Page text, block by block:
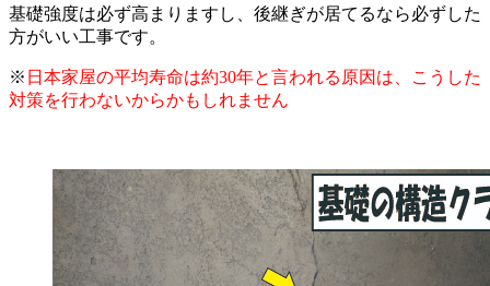
基礎強度は必ず高まりますし、後継ぎが居てるなら必ずした
方がいい工事です。
※ 日本家屋の平均寿命は約30年と言われる原因は、こうした
対策を行わないからかもしれません